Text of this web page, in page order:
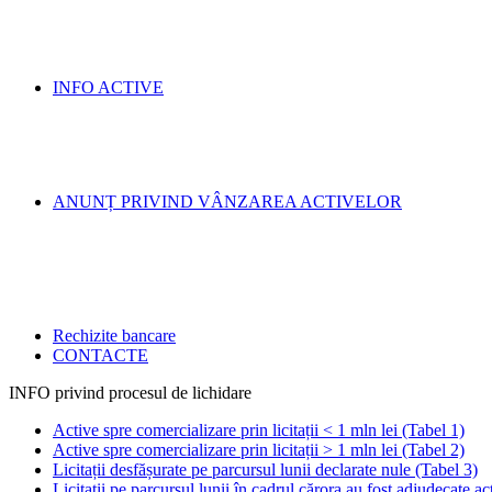
INFO ACTIVE
ANUNȚ PRIVIND VÂNZAREA ACTIVELOR
Rechizite bancare
CONTACTE
INFO privind procesul de lichidare
Active spre comercializare prin licitații < 1 mln lei (Tabel 1)
Active spre comercializare prin licitații > 1 mln lei (Tabel 2)
Licitații desfășurate pe parcursul lunii declarate nule (Tabel 3)